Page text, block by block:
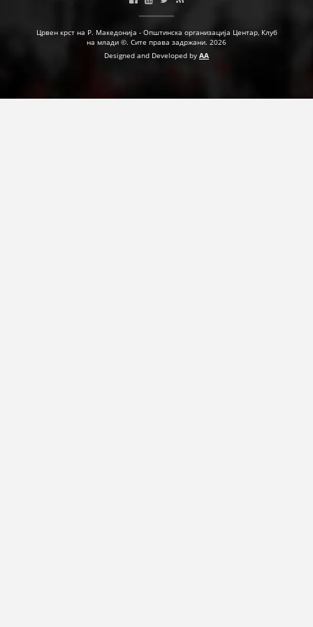
Црвен крст на Р. Македонија - Општинска организација Центар, Клуб
на млади ©. Сите права задржани. 2026
Designed and Developed by AA